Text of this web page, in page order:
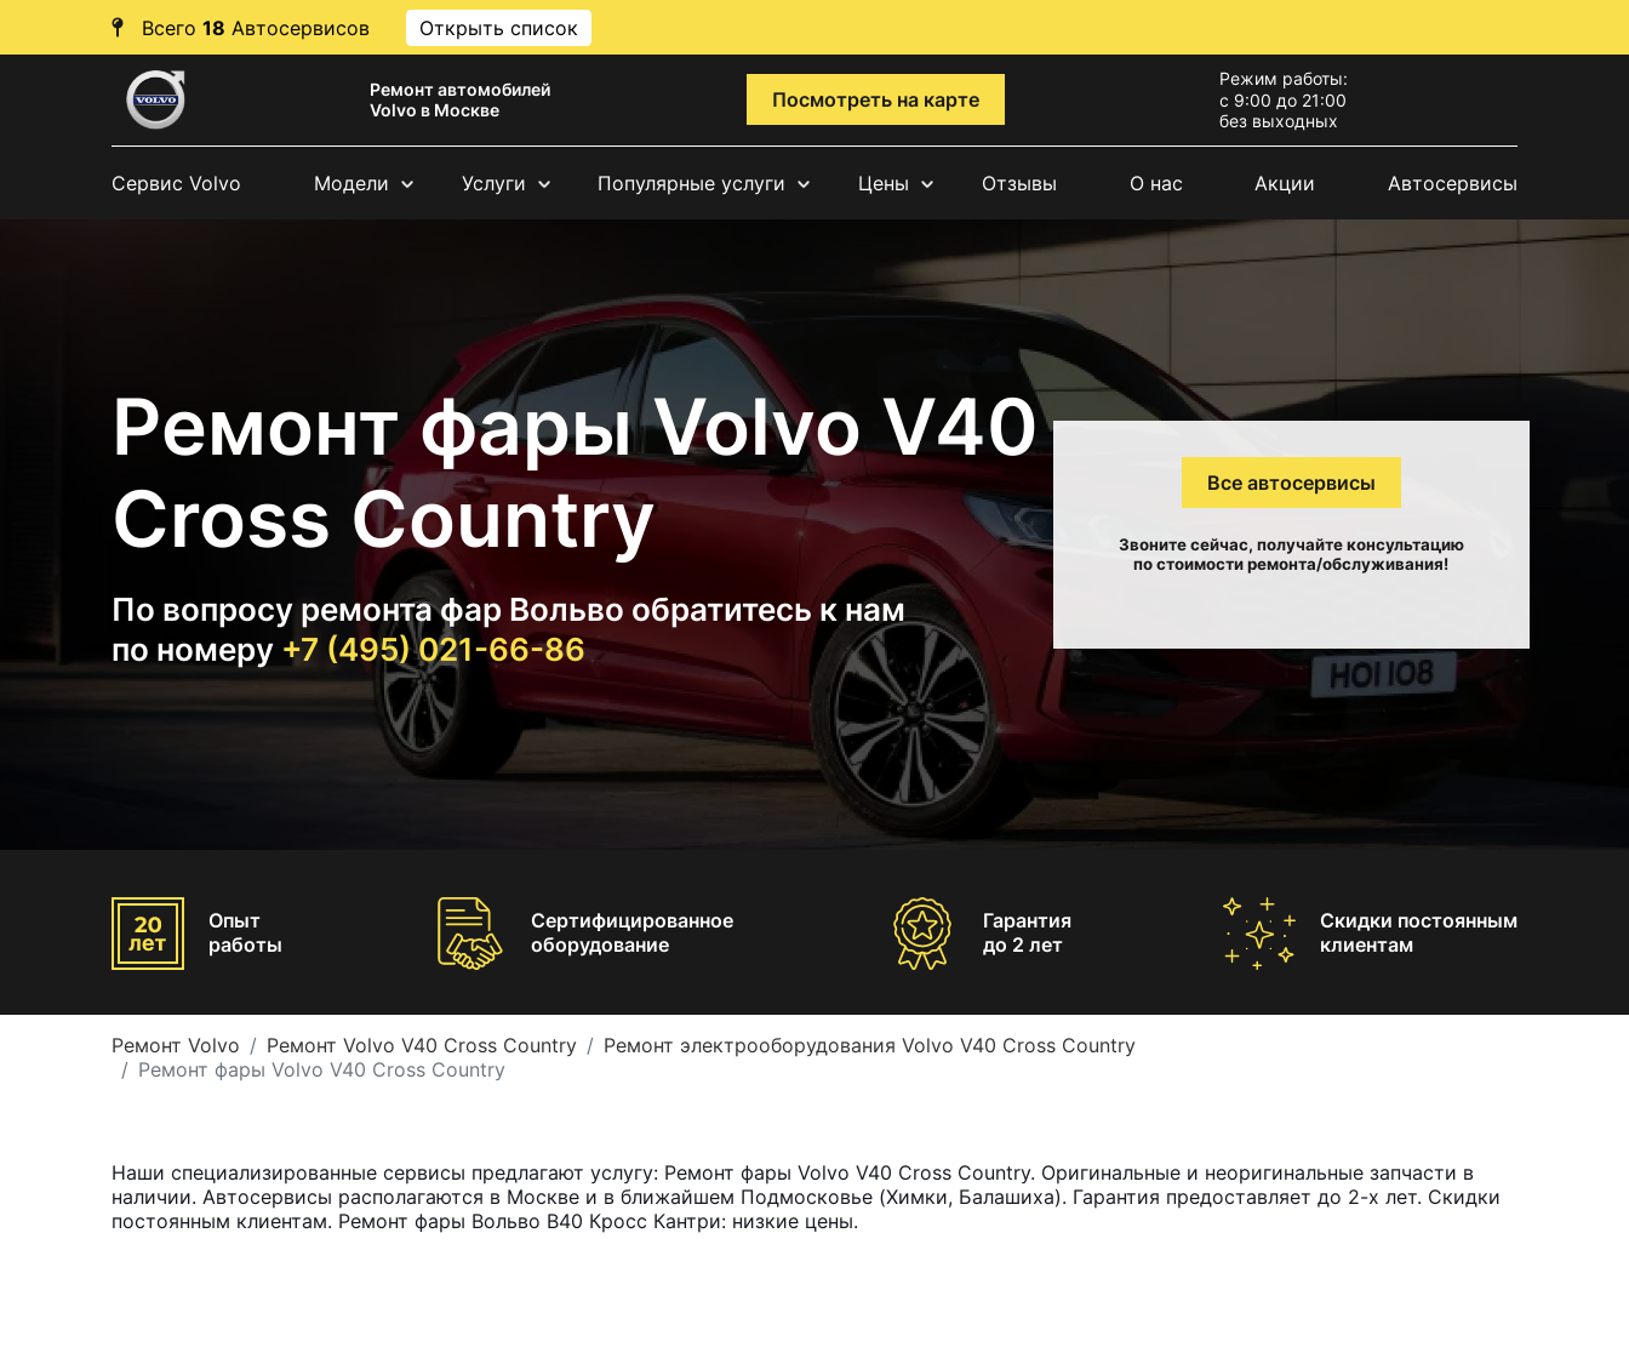
Всего 18 Автосервисов Открыть список
Ремонт автомобилей
Volvo в Москве
Посмотреть на карте
Режим работы:
с 9:00 до 21:00
без выходных
Сервис Volvo Модели Услуги Популярные услуги Цены Отзывы О нас Акции Автосервисы
Ремонт фары Volvo V40
Cross Country
По вопросу ремонта фар Вольво обратитесь к нам
по номеру +7 (495) 021-66-86
Все автосервисы
Звоните сейчас, получайте консультацию
по стоимости ремонта/обслуживания!
Опыт
работы
Сертифицированное
оборудование
Гарантия
до 2 лет
Скидки постоянным
клиентам
Ремонт Volvo Ремонт Volvo V40 Cross Country
Ремонт электрооборудования Volvo V40 Cross Country
Ремонт фары Volvo V40 Cross Country
Наши специализированные сервисы предлагают услугу: Ремонт фары Volvo V40 Cross Country. Оригинальные и неоригинальные запчасти в
наличии. Автосервисы располагаются в Москве и в ближайшем Подмосковье (Химки, Балашиха). Гарантия предоставляет до 2-х лет. Скидки
постоянным клиентам. Ремонт фары Вольво В40 Кросс Кантри: низкие цены.